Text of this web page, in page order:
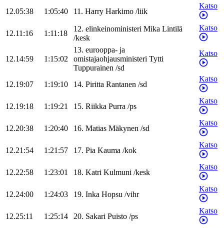
12.05:38 1:05:40 11. Harry Harkimo /liik
Katso
12.11:16 1:11:18
12. elinkeinoministeri Mika Lintilä
/kesk
Katso
12.14:59 1:15:02
13. eurooppa- ja
omistajaohjausministeri Tytti
Tuppurainen /sd
Katso
12.19:07 1:19:10 14. Piritta Rantanen /sd
Katso
12.19:18 1:19:21 15. Riikka Purra /ps
Katso
12.20:38 1:20:40 16. Matias Mäkynen /sd
Katso
12.21:54 1:21:57 17. Pia Kauma /kok
Katso
12.22:58 1:23:01 18. Katri Kulmuni /kesk
Katso
12.24:00 1:24:03 19. Inka Hopsu /vihr
Katso
12.25:11 1:25:14 20. Sakari Puisto /ps
Katso